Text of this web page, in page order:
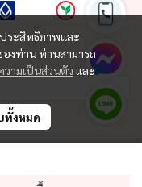
ระสิทธิภาพและ
งท่าน ท่านสามารถ
วามเป็นส่วนตัว และ
ทั้งหมด
Powered by MWE